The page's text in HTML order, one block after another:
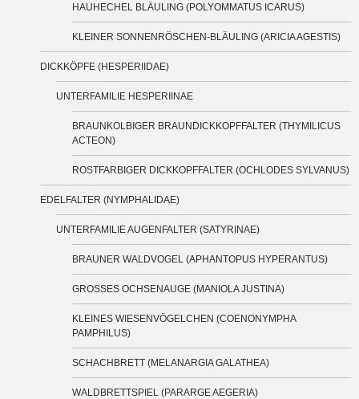
HAUHECHEL BLÄULING (POLYOMMATUS ICARUS)
KLEINER SONNENRÖSCHEN-BLÄULING (ARICIA AGESTIS)
DICKKÖPFE (HESPERIIDAE)
UNTERFAMILIE HESPERIINAE
BRAUNKOLBIGER BRAUNDICKKOPFFALTER (THYMILICUS
ACTEON)
ROSTFARBIGER DICKKOPFFALTER (OCHLODES SYLVANUS)
EDELFALTER (NYMPHALIDAE)
UNTERFAMILIE AUGENFALTER (SATYRINAE)
BRAUNER WALDVOGEL (APHANTOPUS HYPERANTUS)
GROSSES OCHSENAUGE (MANIOLA JUSTINA)
KLEINES WIESENVÖGELCHEN (COENONYMPHA
PAMPHILUS)
SCHACHBRETT (MELANARGIA GALATHEA)
WALDBRETTSPIEL (PARARGE AEGERIA)